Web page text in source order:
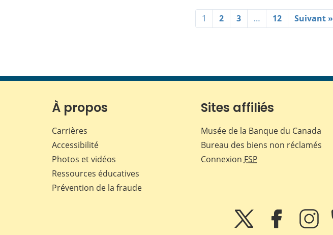
1 2 3 … 12 Suivant »
À propos
Carrières
Accessibilité
Photos et vidéos
Ressources éducatives
Prévention de la fraude
Sites affiliés
Musée de la Banque du Canada
Bureau des biens non réclamés
Connexion FSP